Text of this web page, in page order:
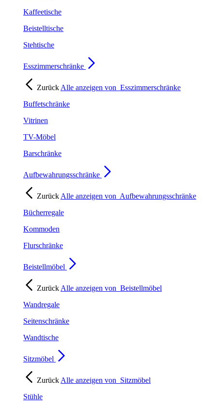
Kaffeetische
Beistelltische
Stehtische
Esszimmerschränke
Zurück Alle anzeigen von Esszimmerschränke
Buffetschränke
Vitrinen
TV-Möbel
Barschränke
Aufbewahrungsschränke
Zurück Alle anzeigen von Aufbewahrungsschränke
Bücherregale
Kommoden
Flurschränke
Beistellmöbel
Zurück Alle anzeigen von Beistellmöbel
Wandregale
Seitenschränke
Wandtische
Sitzmöbel
Zurück Alle anzeigen von Sitzmöbel
Stühle